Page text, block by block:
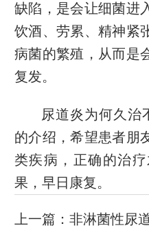
缺陷，是会让细菌进
饮酒、劳累、精神紧
病菌的繁殖，从而是
复发。
尿道炎为何久治
的介绍，希望患者朋
类疾病，正确的治
果，早日康复。
上一篇： 非淋菌性尿